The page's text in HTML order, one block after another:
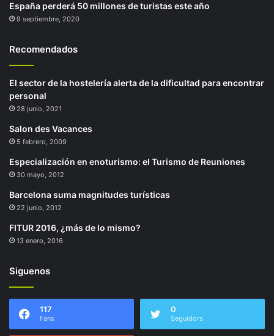
España perderá 50 millones de turistas este año
9 septiembre, 2020
Recomendados
El sector de la hostelería alerta de la dificultad para encontrar
personal
28 junio, 2021
Salon des Vacances
5 febrero, 2009
Especialización en enoturismo: el Turismo de Reuniones
30 mayo, 2012
Barcelona suma magnitudes turísticas
22 junio, 2012
FITUR 2016, ¿más de lo mismo?
13 enero, 2016
Siguenos
117
Fans
0
Seguidors